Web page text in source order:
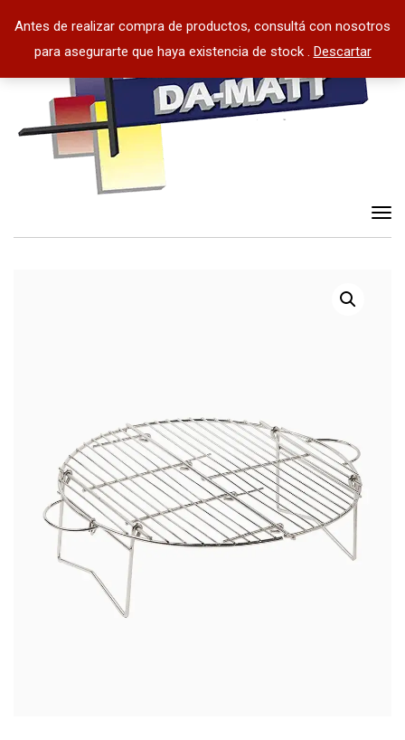
Antes de realizar compra de productos, consultá con nosotros
para asegurarte que haya existencia de stock . Descartar